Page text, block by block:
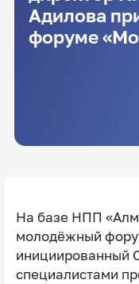
Адилова
форуме
На базе НПП
молодёжный
инициированный
специалистами